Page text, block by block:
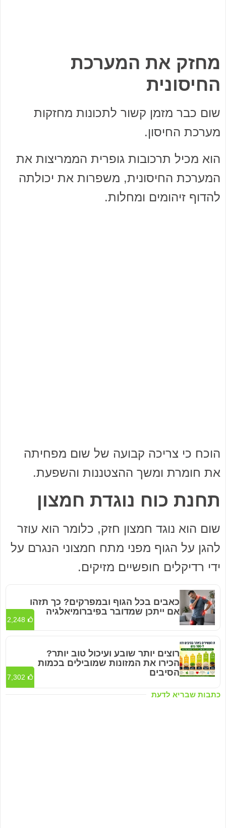
מחזק את המערכת
החיסונית
שום כבר מזמן קשור לתכונות מחזקות
מערכת החיסון.
הוא מכיל תרכובות גופרית הממריצות את
המערכת החיסונית, משפרות את יכולתה
להדוף זיהומים ומחלות.
הוכח כי צריכה קבועה של שום מפחיתה
את חומרת ומשך ההצטננות והשפעת.
תחנת כוח נוגדת חמצון
שום הוא נוגד חמצון חזק, כלומר הוא עוזר
להגן על הגוף מפני מתח חמצוני הנגרם על
ידי רדיקלים חופשיים מזיקים.
כתבות שבריא לדעת
כאבים בכל הגוף ובמפרקים? כך תזהו
אם ייתכן שמדובר בפיברומיאלגיה
2,248
רוצים יותר שובע ועיכול טוב יותר?
הכירו את המזונות שמובילים בכמות
הסיבים
7,302